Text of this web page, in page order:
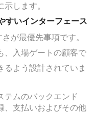
します。
すいインターフェース
が最優先事項です。
、入場ゲートの顧客で
るよう設計されていま
テムのバックエンド
、支払いおよびその他